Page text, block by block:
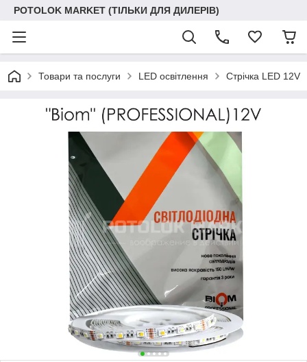
POTOLOK MARKET (ТІЛЬКИ ДЛЯ ДИЛЕРІВ)
Товари та послуги LED освітлення Стрічка LED 12V